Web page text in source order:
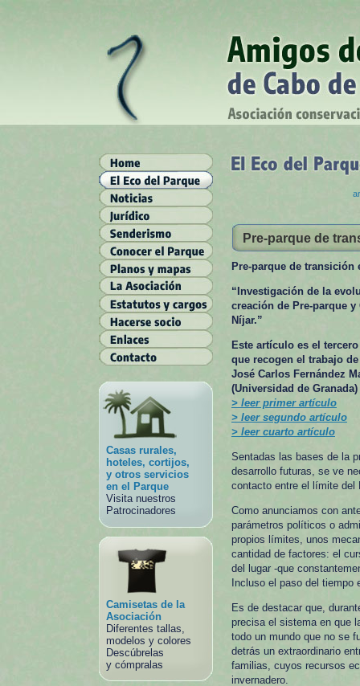
Casas rurales,
hoteles, cortijos,
y otros servicios
en el Parque
Visita nuestros
Patrocinadores
Camisetas de la
Asociación
Diferentes tallas,
modelos y colores
Descúbrelas
y cómpralas
Pre-parque de
Pre-parque de
“Investigación de la
creación de Pre-parque
Níjar.”
Este artículo es el
que recogen el trabajo
José Carlos Fernández
(Universidad de Granada)
> leer primer artículo
> leer segundo artículo
> leer cuarto artículo
Sentadas las bases de la
desarrollo futuras, se ve
contacto entre el límite del
Como anunciamos con
parámetros políticos o
propios límites, unos
cantidad de factores: el
del lugar -que
Incluso el paso del
Es de destacar que,
precisa el sistema en que
todo un mundo que no se
detrás un extraordinario
familias, cuyos recursos
invernadero.